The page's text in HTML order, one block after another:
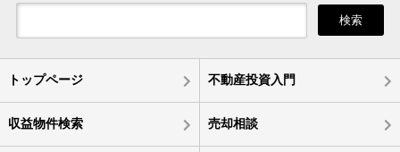
検索
トップページ 不動産投資入門
収益物件検索 売却相談